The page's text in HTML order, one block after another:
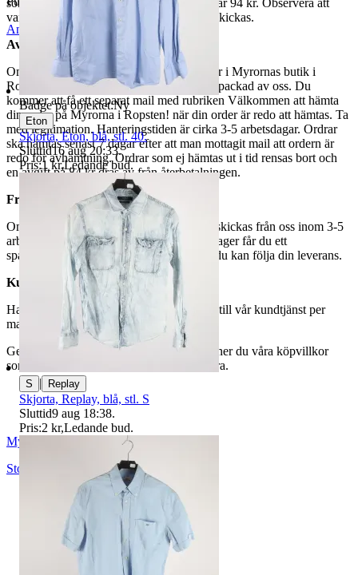
som avslutas samma dag. Samfraktspriset är 94 kr. Observera att
varor märkta endast avhämtning inte kan skickas.
Avhämtning
Om du väljer avhämtning hämtas din order i Myrornas butik i
Ropsten, Kolargatan 2 efter den har blivit packad av oss. Du
kommer att få ett separat mail med rubriken Välkommen att hämta
din order på Myrorna i Ropsten! när din order är redo att hämtas. Ta
med legitimation. Hanteringstiden är cirka 3-5 arbetsdagar. Ordrar
ska hämtas senast 7 dagar efter att man mottagit mail att ordern är
redo för avhämtning. Ordrar som ej hämtas ut i tid rensas bort och
en avgift på 84 kr dras av från återbetalningen.
Frakt
Om du har valt frakt kommer din vara att skickas från oss inom 3-5
arbetsdagar. När din vara har lämnat vårt lager får du ett
spårningsnummer av DSV inom kort där du kan följa din leverans.
Kundservice
Har du frågor eller funderingar hör av dig till vår kundtjänst per
mail:
webbshop@myrorna.se .
Genom att buda på våra annonser godkänner du våra köpvillkor
som du hittar på vår infosida här på Tradera.
Anmäl Sälj liknande
Myrorna
Stockholm
Badge på objektet:Ny
Eton
Skjorta, Eton, blå, stl. 40.
Sluttid16 aug 20:33.
Pris:1 kr,Ledande bud.
S | Replay
Skjorta, Replay, blå, stl. S
Sluttid9 aug 18:38.
Pris:2 kr,Ledande bud.